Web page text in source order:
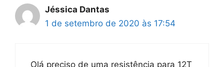
Jéssica Dantas
1 de setembro de 2020 às 17:54
Olá preciso de uma resistência para 12T